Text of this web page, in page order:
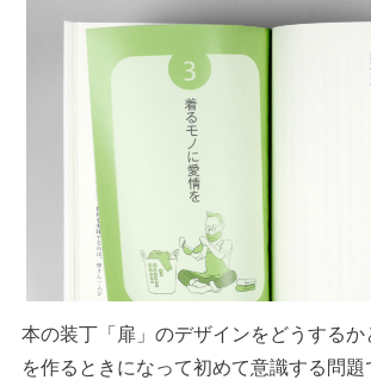
本の装丁「扉」のデザインをどうするか
を作るときになって初めて意識する問題